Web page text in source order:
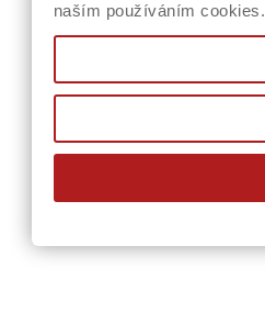
naším používáním cookies.